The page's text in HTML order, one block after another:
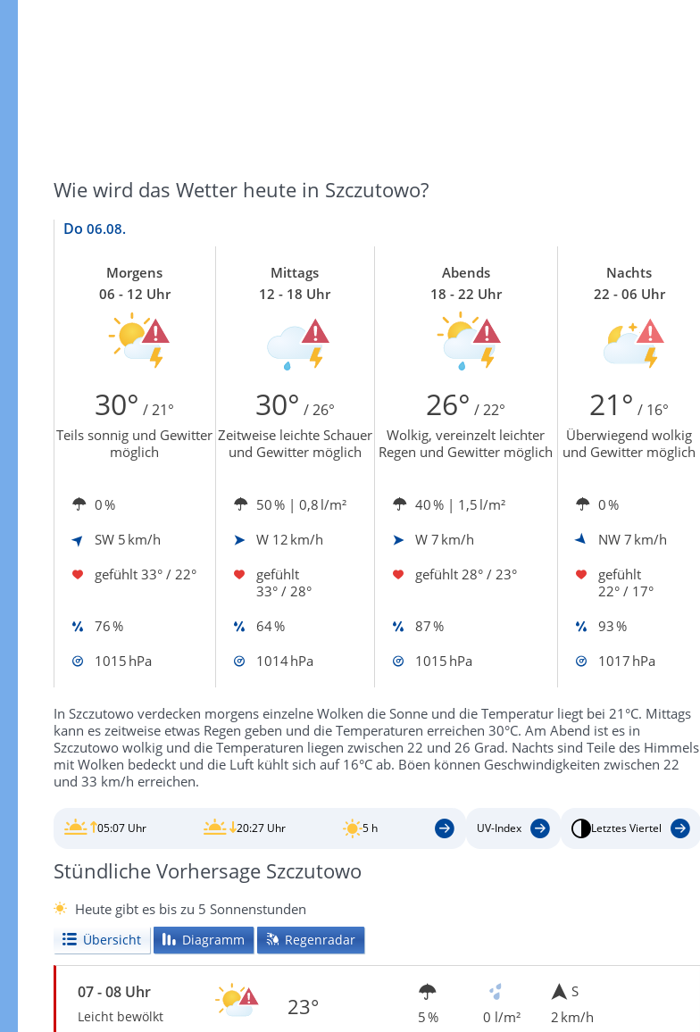
Wie wird das Wetter heute in Szczutowo?
Do 06.08.
Morgens
06 - 12 Uhr
Mittags
12 - 18 Uhr
Abends
18 - 22 Uhr
Nachts
22 - 06 Uhr
30° / 21° 30° / 26° 26° / 22° 21° / 16°
Teils sonnig und Gewitter
möglich
Zeitweise leichte Schauer
und Gewitter möglich
Wolkig, vereinzelt leichter
Regen und Gewitter möglich
Überwiegend wolkig
und Gewitter möglich
0 % 50 % | 0,8 l/m² 40 % | 1,5 l/m²
0 %
SW 5 km/h W 12 km/h W 7 km/h NW 7 km/h
gefühlt 33° / 22°
gefühlt
33° / 28°
gefühlt 28° / 23°
gefühlt
22° / 17°
76 %
64 % 87 %
93 %
1015 hPa
1014 hPa 1015 hPa 1017 hPa
In Szczutowo verdecken morgens einzelne Wolken die Sonne und die Temperatur liegt bei 21°C. Mittags
kann es zeitweise etwas Regen geben und die Temperaturen erreichen 30°C. Am Abend ist es in
Szczutowo wolkig und die Temperaturen liegen zwischen 22 und 26 Grad. Nachts sind Teile des Himmels
mit Wolken bedeckt und die Luft kühlt sich auf 16°C ab. Böen können Geschwindigkeiten zwischen 22
und 33 km/h erreichen.
05:07 Uhr 20:27 Uhr 5 h UV-Index Letztes Viertel
Stündliche Vorhersage Szczutowo
Heute gibt es bis zu 5 Sonnenstunden
Übersicht Diagramm Regenradar
07 - 08 Uhr
Leicht bewölkt 23° 5 % 0 l/m²
S
2 km/h